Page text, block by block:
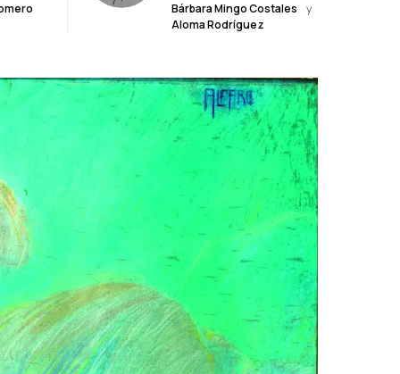
Bárbara Mingo Costales
y
Aloma Rodríguez